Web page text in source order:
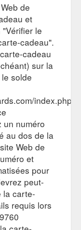
de
et
le
cadeau".
cadeau
sur la
solde
index.php?
un numéro
au dos de la
Web de
et
pour
peut-
la carte-
requis lors